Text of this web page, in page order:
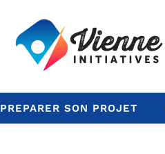
PREPARER SON PROJET